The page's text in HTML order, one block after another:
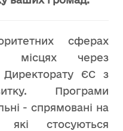
сферах
місцях через
ЄС з
Програми
- спрямовані на
які стосуються